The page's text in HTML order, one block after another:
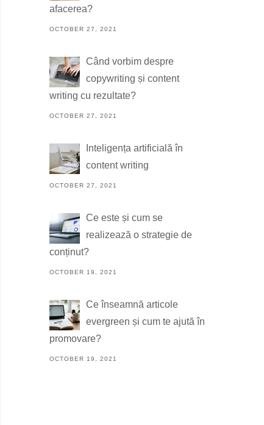
afacerea?
OCTOBER 27, 2021
Când vorbim despre
copywriting și content
writing cu rezultate?
OCTOBER 27, 2021
Inteligența artificială în
content writing
OCTOBER 27, 2021
Ce este și cum se
realizează o strategie de
conținut?
OCTOBER 19, 2021
Ce înseamnă articole
evergreen și cum te ajută în
promovare?
OCTOBER 19, 2021